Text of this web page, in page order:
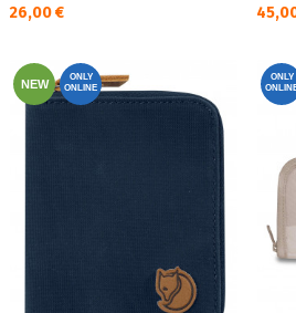
Текуща цена:
26,00 €
NEW
ONLY
ONLINE
ONLY